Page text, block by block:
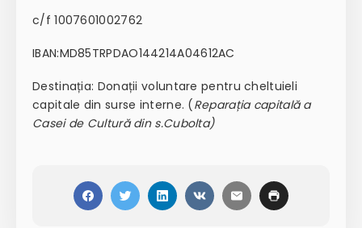
c/f 1007601002762
IBAN:MD85TRPDAO144214A04612AC
Destinația: Donații voluntare pentru cheltuieli
capitale din surse interne. (Reparația capitală a
Casei de Cultură din s.Cubolta)